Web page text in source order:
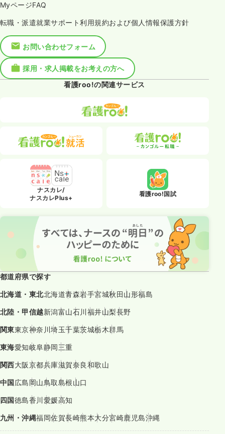
MyページFAQ
転職・派遣就業サポート利用規約および個人情報保護方針
お問い合わせフォーム
採用・求人掲載をお考えの方へ
看護roo!の関連サービス
ナスカレ/
ナスカレPlus+
看護roo!国試
都道府県で探す
北海道・東北北海道青森岩手宮城秋田山形福島
北陸・甲信越新潟富山石川福井山梨長野
関東東京神奈川埼玉千葉茨城栃木群馬
東海愛知岐阜静岡三重
関西大阪京都兵庫滋賀奈良和歌山
中国広島岡山鳥取島根山口
四国徳島香川愛媛高知
九州・沖縄福岡佐賀長崎熊本大分宮崎鹿児島沖縄